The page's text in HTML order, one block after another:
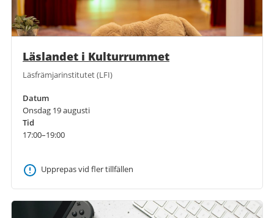
Läslandet i Kulturrummet
Läsfrämjarinstitutet (LFI)
Datum
Onsdag 19 augusti
Tid
17:00–19:00
Upprepas vid fler tillfällen